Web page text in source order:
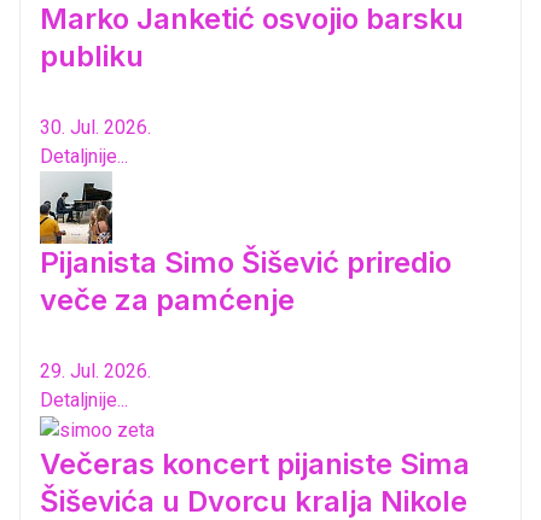
Marko Janketić osvojio barsku
publiku
30. Jul. 2026.
Detaljnije...
Pijanista Simo Šišević priredio
veče za pamćenje
29. Jul. 2026.
Detaljnije...
Večeras koncert pijaniste Sima
Šiševića u Dvorcu kralja Nikole